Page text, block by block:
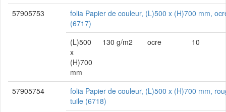
57905753
folia Papier de couleur, (L)500 x (H)700 mm,
(6717)
(L)500
x
(H)700
mm
130 g/m2 ocre 10
57905754
folia Papier de couleur, (L)500 x (H)700 mm,
tuile (6718)